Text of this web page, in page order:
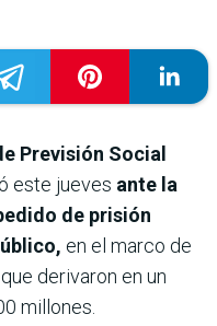
Previsión Social
este jueves ante la
de prisión
en el marco de
derivaron en un
millones.